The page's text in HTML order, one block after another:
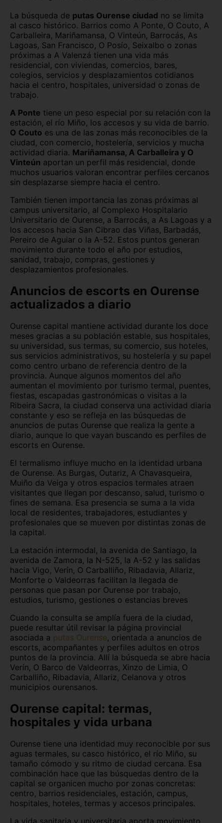
La búsqueda de putas Ourense ciudad no se limita
al casco histórico. Barrios como A Ponte, O Couto, A
Carballeira, Mariñamansa, O Vinteún, Barrocás, As
Lagoas, San Francisco, O Posío, Seixalbo o zonas
próximas a A Valenzá tienen una vida más
residencial, con viviendas, comercios, bares,
colegios, servicios y desplazamientos cotidianos
hacia el centro, hospitales, universidad o zonas de
trabajo.
A Ponte tiene un peso especial por su relación con la
estación, el río Miño, los accesos y su vida de barrio.
O Couto es una de las zonas más reconocibles de la
ciudad, con comercio, hostelería, servicios y mucha
actividad diaria. Mariñamansa, A Carballeira y O
Vinteún aportan un perfil más residencial, donde
muchos usuarios valoran encontrar perfiles cercanos
sin desplazarse siempre hacia el centro.
También tienen importancia las zonas próximas al
campus universitario, al Complexo Hospitalario
Universitario de Ourense, a Barrocás, a As Lagoas y a
los accesos hacia San Cibrao das Viñas, Barbadás,
Pereiro de Aguiar o la A-52. Estos puntos generan
movimiento durante todo el año por estudios,
sanidad, trabajo, compras, gestiones y
desplazamientos profesionales.
Anuncios de escorts en Ourense
actualizados a diario
Ourense capital mantiene actividad durante los doce
meses gracias a su población estable, sus hospitales,
su universidad, sus termas, su comercio, sus hoteles,
sus servicios administrativos, su hostelería y su papel
como centro urbano de referencia dentro de la
provincia. Aunque algunos momentos del año
aumentan el movimiento por turismo termal, puentes,
fiestas, escapadas gastronómicas o visitas a la
Ribeira Sacra, la ciudad conserva una actividad diaria
constante y eso se refleja en las búsquedas de
anuncios de putas Ourense que realiza la gente a
diario, aunque lo que vayan buscando es perfiles de
escorts en Ourense.
El termalismo influye mucho en la identidad urbana
de Ourense. As Burgas, Outariz, A Chavasqueira,
Muiño da Veiga y otros espacios termales atraen
visitantes que llegan por descanso, salud, turismo o
fines de semana. Esa presencia se suma a la vida
local de residentes, trabajadores, estudiantes y
profesionales que se mueven por distintas zonas de
la capital.
La estación intermodal, la avenida de Santiago, la
avenida de Zamora, la N-525, la A-52 y las salidas
hacia Vigo, Verín, O Carballiño, Ribadavia, Allariz,
Monforte o Valdeorras facilitan la llegada de
personas que pasan por Ourense por trabajo,
estudios, turismo, gestiones o estancias breves
Cuando la consulta se amplía fuera de la ciudad,
puede resultar útil revisar la página provincial
asociada a putas Ourense, orientada a anuncios de
escorts, acompañantes y perfiles adultos en otros
puntos de la provincia. Allí la búsqueda se abre hacia
Verín, O Barco de Valdeorras, Xinzo de Limia, O
Carballiño, Ribadavia, Allariz, Celanova y otros
municipios ourensanos.
Ourense capital: termas,
hospitales y vida urbana
Ourense tiene una identidad muy reconocible por sus
aguas termales, su casco histórico, el río Miño, su
tamaño cómodo y su ritmo de ciudad cercana. Esa
combinación hace que las búsquedas dentro de la
capital se organicen mucho por zonas concretas:
centro, barrios residenciales, estación, campus,
hospitales, hoteles, termas y accesos principales.
La vida sanitaria y universitaria aporta movimiento